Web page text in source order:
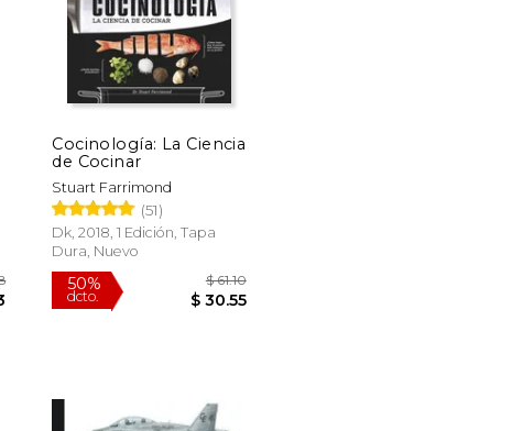
Cocinología: La Ciencia
de Cocinar
Stuart Farrimond
(51)
Dk, 2018, 1 Edición, Tapa
Dura, Nuevo